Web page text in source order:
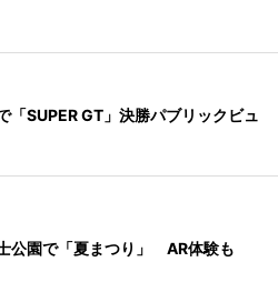
「SUPER GT」決勝パブリックビュ
公園で「夏まつり」 AR体験も